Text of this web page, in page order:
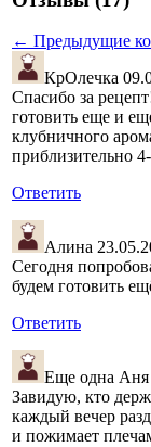
← Предыдущие
КрОлечка
Спасибо за
готовить еще и
клубничного
приблизительно
Ответить
Алина
Сегодня
будем готовить
Ответить
Еще одна Аня
Завидую, кто
каждый вечер
и пожимает